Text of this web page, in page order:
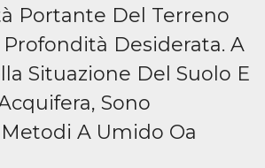
Portante Del Terreno
Profondità Desiderata. A
Situazione Del Suolo E
Sono
A Umido Oa